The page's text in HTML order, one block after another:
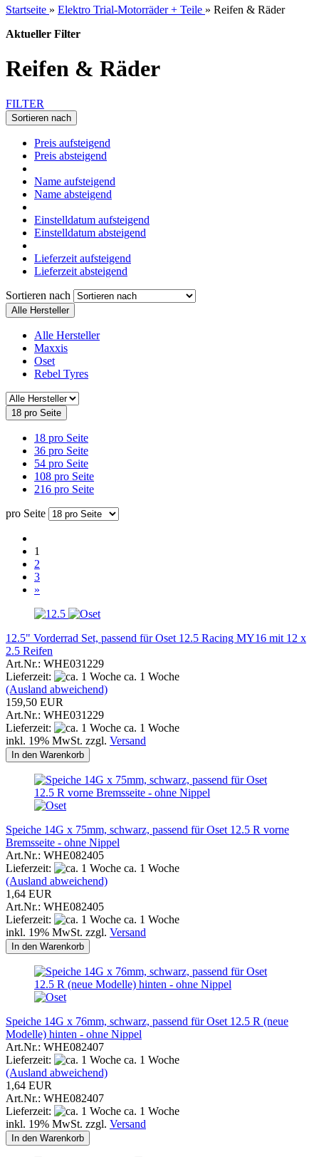
Startseite » Elektro Trial-Motorräder + Teile » Reifen & Räder
Aktueller Filter
Reifen & Räder
FILTER
Sortieren nach
Preis aufsteigend
Preis absteigend
Name aufsteigend
Name absteigend
Einstelldatum aufsteigend
Einstelldatum absteigend
Lieferzeit aufsteigend
Lieferzeit absteigend
Sortieren nach
Alle Hersteller
Alle Hersteller
Maxxis
Oset
Rebel Tyres
18 pro Seite
18 pro Seite
36 pro Seite
54 pro Seite
108 pro Seite
216 pro Seite
pro Seite
1
2
3
»
12.5" Vorderrad Set, passend für Oset 12.5 Racing MY16 mit 12 x
2.5 Reifen
Art.Nr.: WHE031229
Lieferzeit:
ca. 1 Woche
(Ausland abweichend)
159,50 EUR
Art.Nr.: WHE031229
Lieferzeit:
ca. 1 Woche
inkl. 19% MwSt. zzgl. Versand
In den Warenkorb
Speiche 14G x 75mm, schwarz, passend für Oset 12.5 R vorne
Bremsseite - ohne Nippel
Art.Nr.: WHE082405
Lieferzeit:
ca. 1 Woche
(Ausland abweichend)
1,64 EUR
Art.Nr.: WHE082405
Lieferzeit:
ca. 1 Woche
inkl. 19% MwSt. zzgl. Versand
In den Warenkorb
Speiche 14G x 76mm, schwarz, passend für Oset 12.5 R (neue
Modelle) hinten - ohne Nippel
Art.Nr.: WHE082407
Lieferzeit:
ca. 1 Woche
(Ausland abweichend)
1,64 EUR
Art.Nr.: WHE082407
Lieferzeit:
ca. 1 Woche
inkl. 19% MwSt. zzgl. Versand
In den Warenkorb